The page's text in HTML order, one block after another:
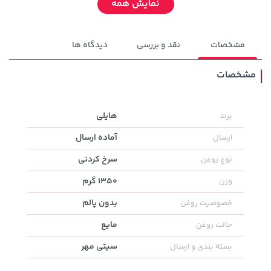
208,500 تومان
250,000
141,000 تومان
165,900
نمایش همه
مشخصات نقد و بررسی دیدگاه ها
مشخصات
برند هایلی
ارسال آماده ارسال
نوع روغن سرخ کردنی
وزن 1350 گرم
خصوصیت روغن بدون پالم
حالت روغن مایع
بسته بندی و ارسال سیتی مهر